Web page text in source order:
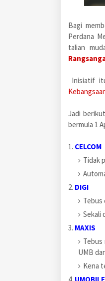
Bagi
Perdana
talian
Inisiatif
Jadi
bermula 1
1. CELCOM
Tidak
2. DIGI
Tebus
Sekali
3. MAXIS
Tebus
UMB
Kena